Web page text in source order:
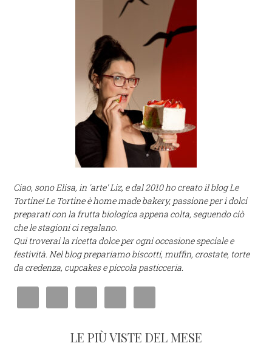
Ciao, sono Elisa, in 'arte' Liz, e dal 2010 ho creato il blog Le
Tortine! Le Tortine è home made bakery, passione per i dolci
preparati con la frutta biologica appena colta, seguendo ciò
che le stagioni ci regalano.
Qui troverai la ricetta dolce per ogni occasione speciale e
festività. Nel blog prepariamo biscotti, muffin, crostate, torte
da credenza, cupcakes e piccola pasticceria.
LE PIÙ VISTE DEL MESE